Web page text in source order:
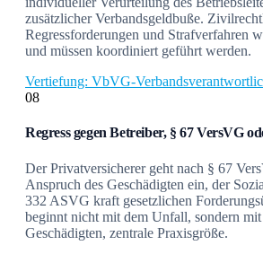
zusätzlicher Verbandsgeldbuße.
Regressforderungen und Strafverfahren
und müssen koordiniert geführt werden.
Vertiefung: VbVG-
08
Regress gegen Betreiber, § 67 VersVG
Der Privatversicherer geht nach § 67
Anspruch des Geschädigten ein, der
332 ASVG kraft gesetzlichen
beginnt nicht mit dem Unfall, sondern
Geschädigten, zentrale Praxisgröße.